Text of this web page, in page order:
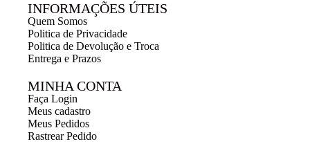
INFORMAÇÕES ÚTEIS
Quem Somos
Politica de Privacidade
Politica de Devolução e Troca
Entrega e Prazos
MINHA CONTA
Faça Login
Meus cadastro
Meus Pedidos
Rastrear Pedido